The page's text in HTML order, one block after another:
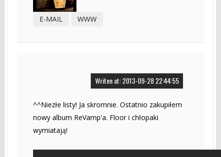
E-MAIL WWW
Writen at: 2013-09-28 22:44:55
^^Niezłe listy! Ja skromnie. Ostatnio zakupiłem
nowy album ReVamp'a. Floor i chłopaki
wymiatają!